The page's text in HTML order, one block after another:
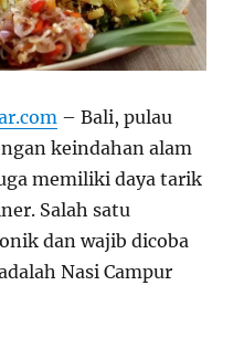
– Bali, pulau
keindahan alam
memiliki daya tarik
Salah satu
dan wajib dicoba
Nasi Campur